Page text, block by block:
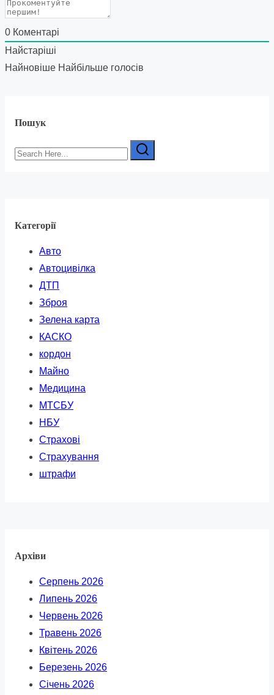
0 Коментарі
Найстаріші
Найновіше Найбільше голосів
Пошук
Search
Категорії
Авто
Автоцивілка
ДТП
Зброя
Зелена карта
КАСКО
кордон
Майно
Медицина
МТСБУ
НБУ
Страхові
Страхування
штрафи
Архіви
Серпень 2026
Липень 2026
Червень 2026
Травень 2026
Квітень 2026
Березень 2026
Січень 2026